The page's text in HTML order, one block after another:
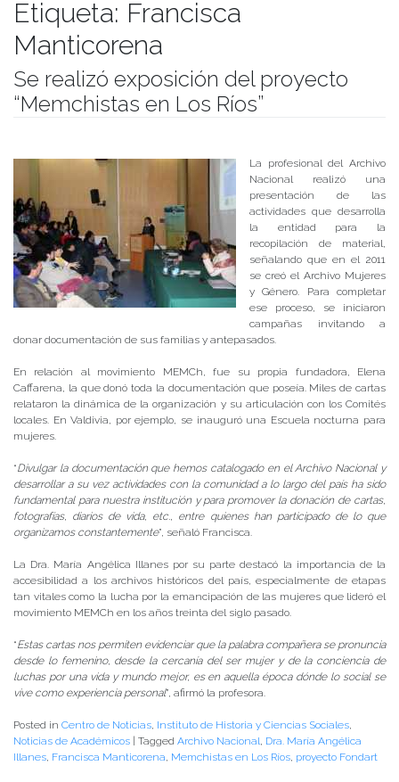
Etiqueta: Francisca
Manticorena
Se realizó exposición del proyecto
“Memchistas en Los Ríos”
La profesional del Archivo
Nacional realizó una
presentación de las
actividades que desarrolla
la entidad para la
recopilación de material,
señalando que en el 2011
se creó el Archivo Mujeres
y Género. Para completar
ese proceso, se iniciaron
campañas invitando a
donar documentación de sus familias y antepasados.
En relación al movimiento MEMCh, fue su propia fundadora, Elena
Caffarena, la que donó toda la documentación que poseía. Miles de cartas
relataron la dinámica de la organización y su articulación con los Comités
locales. En Valdivia, por ejemplo, se inauguró una Escuela nocturna para
mujeres.
“Divulgar la documentación que hemos catalogado en el Archivo Nacional y
desarrollar a su vez actividades con la comunidad a lo largo del país ha sido
fundamental para nuestra institución y para promover la donación de cartas,
fotografías, diarios de vida, etc., entre quienes han participado de lo que
organizamos constantemente”, señaló Francisca.
La Dra. María Angélica Illanes por su parte destacó la importancia de la
accesibilidad a los archivos históricos del país, especialmente de etapas
tan vitales como la lucha por la emancipación de las mujeres que lideró el
movimiento MEMCh en los años treinta del siglo pasado.
“Estas cartas nos permiten evidenciar que la palabra compañera se pronuncia
desde lo femenino, desde la cercanía del ser mujer y de la conciencia de
luchas por una vida y mundo mejor, es en aquella época dónde lo social se
vive como experiencia personal”, afirmó la profesora.
Posted in Centro de Noticias, Instituto de Historia y Ciencias Sociales,
Noticias de Académicos
Tagged Archivo Nacional, Dra. María Angélica
Illanes, Francisca Manticorena, Memchistas en Los Ríos, proyecto Fondart